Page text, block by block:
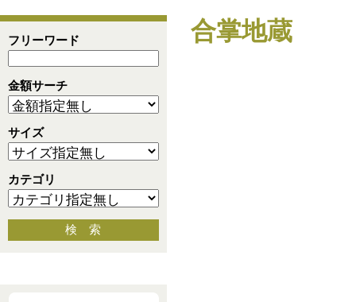
骨董
フリーワード
金額サーチ
サイズ
カテゴリ
検 索
合掌地蔵